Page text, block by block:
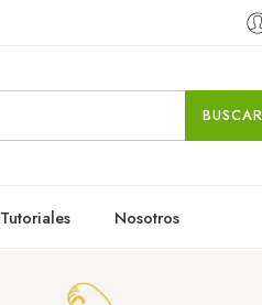
BUSCAR
Tutoriales Nosotros